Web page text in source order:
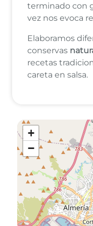
terminado con
vez nos evoca
Elaboramos
conservas
recetas
careta en salsa.
+
−